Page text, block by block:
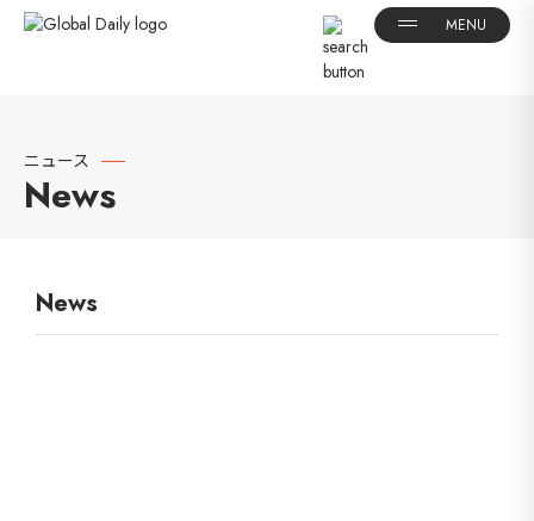
ニュース
News
News